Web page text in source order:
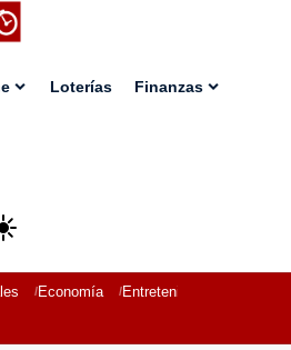
Loterías Finanzas
Economía Entretenimiento